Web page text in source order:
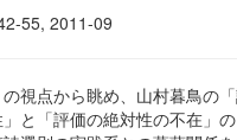
55, 2011-09
視点から眺め、山村暮鳥の
と「評価の絶対性の不在」